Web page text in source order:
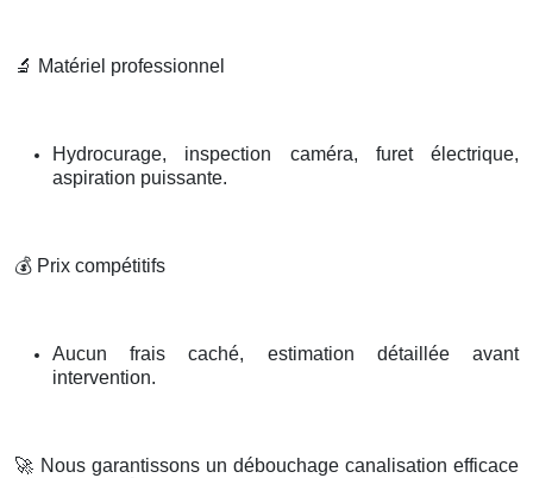
🔬 Matériel professionnel
Hydrocurage, inspection caméra, furet électrique,
aspiration puissante.
💰 Prix compétitifs
Aucun frais caché, estimation détaillée avant
intervention.
🚀 Nous garantissons un débouchage canalisation efficace